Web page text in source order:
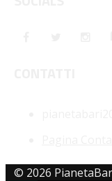
© 2026